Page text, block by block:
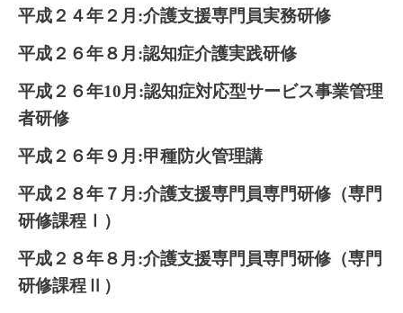
平成２４年２月:介護支援専門員実務研修
平成２６年８月:認知症介護実践研修
平成２６年10月:認知症対応型サービス事業管理
者研修
平成２６年９月:甲種防火管理講
平成２８年７月:介護支援専門員専門研修（専門
研修課程Ⅰ）
平成２８年８月:介護支援専門員専門研修（専門
研修課程Ⅱ）